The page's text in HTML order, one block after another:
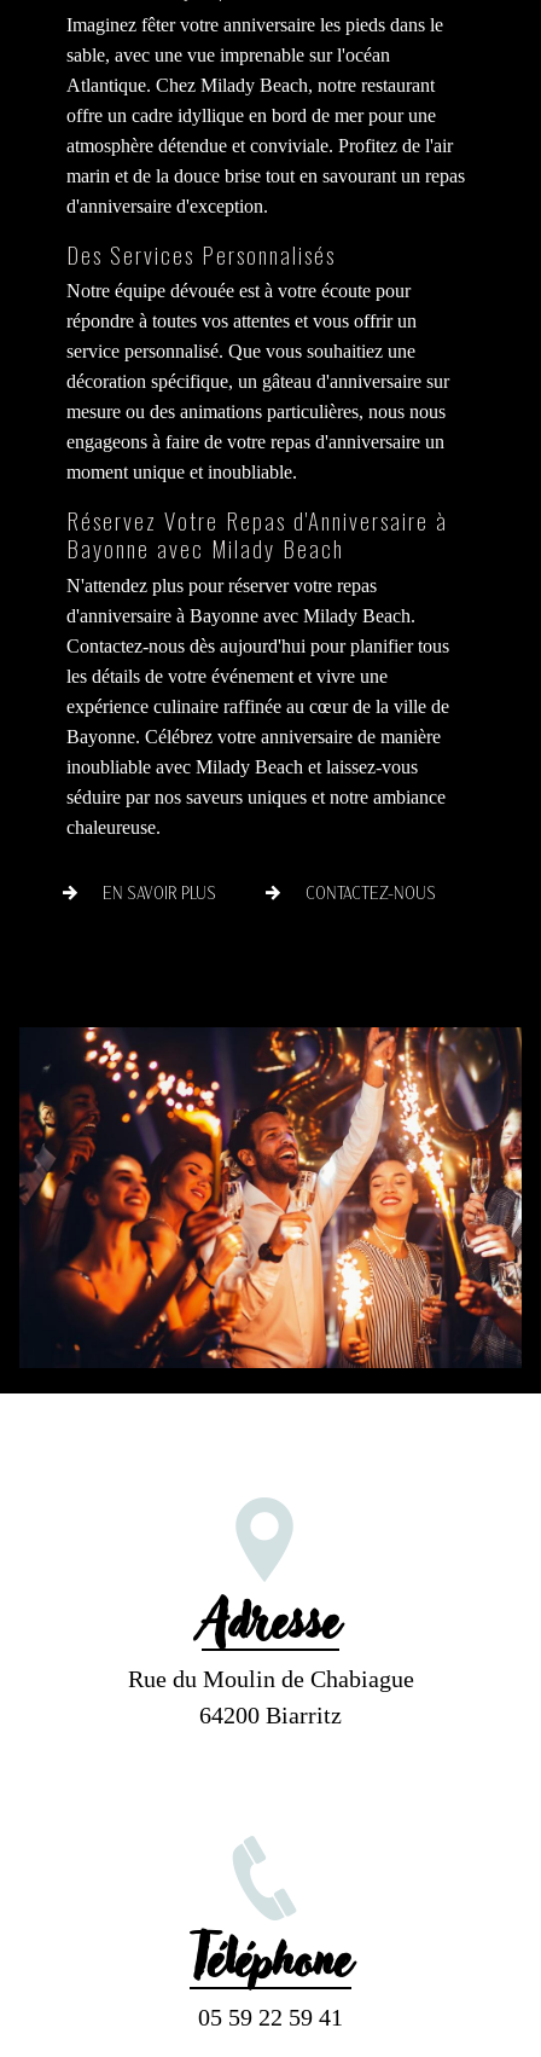
Imaginez fêter votre anniversaire les pieds dans le
sable, avec une vue imprenable sur l'océan
Atlantique. Chez Milady Beach, notre restaurant
offre un cadre idyllique en bord de mer pour une
atmosphère détendue et conviviale. Profitez de l'air
marin et de la douce brise tout en savourant un repas
d'anniversaire d'exception.
Des Services Personnalisés
Notre équipe dévouée est à votre écoute pour
répondre à toutes vos attentes et vous offrir un
service personnalisé. Que vous souhaitiez une
décoration spécifique, un gâteau d'anniversaire sur
mesure ou des animations particulières, nous nous
engageons à faire de votre repas d'anniversaire un
moment unique et inoubliable.
Réservez Votre Repas d'Anniversaire à
Bayonne avec Milady Beach
N'attendez plus pour réserver votre repas
d'anniversaire à Bayonne avec Milady Beach.
Contactez-nous dès aujourd'hui pour planifier tous
les détails de votre événement et vivre une
expérience culinaire raffinée au cœur de la ville de
Bayonne. Célébrez votre anniversaire de manière
inoubliable avec Milady Beach et laissez-vous
séduire par nos saveurs uniques et notre ambiance
chaleureuse.
EN SAVOIR PLUS CONTACTEZ-NOUS
Adresse
Rue du Moulin de Chabiague
64200 Biarritz
Téléphone
05 59 22 59 41